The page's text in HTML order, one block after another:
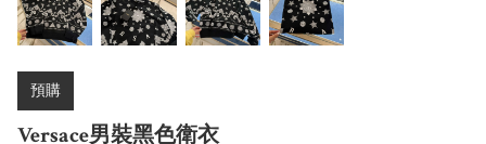
預購
Versace男裝黑色衛衣